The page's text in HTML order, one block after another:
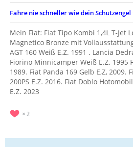
Fahre nie schneller wie dein
Mein Fiat: Fiat Tipo Kombi 1,4L T-Jet
Magnetico Bronze mit
AGT 160 Weiß E.Z. 1991 . Lancia
Fiorino Minnicamper Weiß E.Z. 1995
1989. Fiat Panda 169 Gelb E,Z,
200PS E.Z. 2016. Fiat Doblo
E.Z. 2023
2